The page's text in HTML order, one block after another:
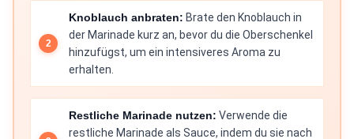
Knoblauch anbraten: Brate den Knoblauch in
der Marinade kurz an, bevor du die Oberschenkel
hinzufügst, um ein intensiveres Aroma zu
erhalten.
Restliche Marinade nutzen: Verwende die
restliche Marinade als Sauce, indem du sie nach